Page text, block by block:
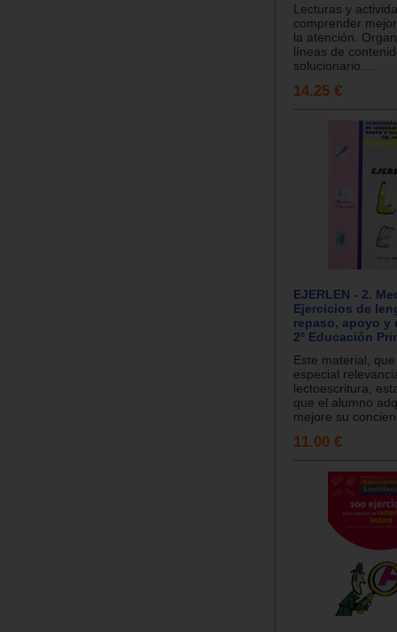
Lecturas y
comprender
la atención.
líneas de
solucionario....
14.25 €
EJERLEN - 2.
Ejercicios de
repaso, apoyo y
2º Educación
Este material,
especial
lectoescritura,
que el alumno
mejore su
11.00 €